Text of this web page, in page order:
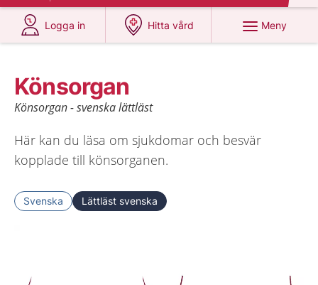
Logga in
på 1177.se
Hitta vård
på 1177.se
Meny
Könsorgan
Könsorgan - svenska lättläst
Här kan du läsa om sjukdomar och besvär
kopplade till könsorganen.
Svenska Lättläst svenska